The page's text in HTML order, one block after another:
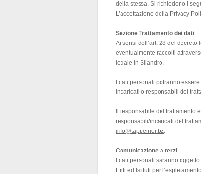
della stessa. Si richiedono i
L’accettazione della Privacy
Sezione Trattamento dei dati
Ai sensi dell’art. 28 del
eventualmente raccolti
legale in Silandro.
I dati personali potranno
incaricati o responsabili del
Il responsabile del
responsabili/incaricati del
info@tappeiner.bz.
Comunicazione a terzi
I dati personali saranno
Enti ed Istituti per